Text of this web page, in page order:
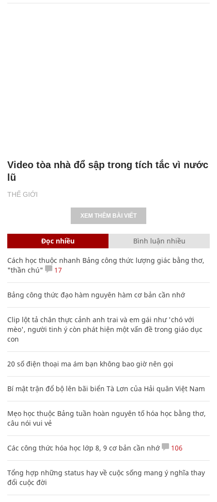
THẾ GIỚI
Video tòa nhà đổ sập trong tích tắc vì nước
lũ
XEM THÊM BÀI VIẾT
Đọc nhiều Bình luận nhiều
Cách học thuộc nhanh Bảng công thức lượng giác bằng thơ,
"thần chú"
17
Bảng công thức đạo hàm nguyên hàm cơ bản cần nhớ
Clip lột tả chân thực cảnh anh trai và em gái như 'chó với
mèo', người tinh ý còn phát hiện một vấn đề trong giáo dục
con
20 số điện thoại ma ám bạn không bao giờ nên gọi
Bí mật trận đổ bộ lên bãi biển Tà Lơn của Hải quân Việt Nam
Mẹo học thuộc Bảng tuần hoàn nguyên tố hóa học bằng thơ,
câu nói vui vẻ
Các công thức hóa học lớp 8, 9 cơ bản cần nhớ 106
Tổng hợp những status hay về cuộc sống mang ý nghĩa thay
đổi cuộc đời